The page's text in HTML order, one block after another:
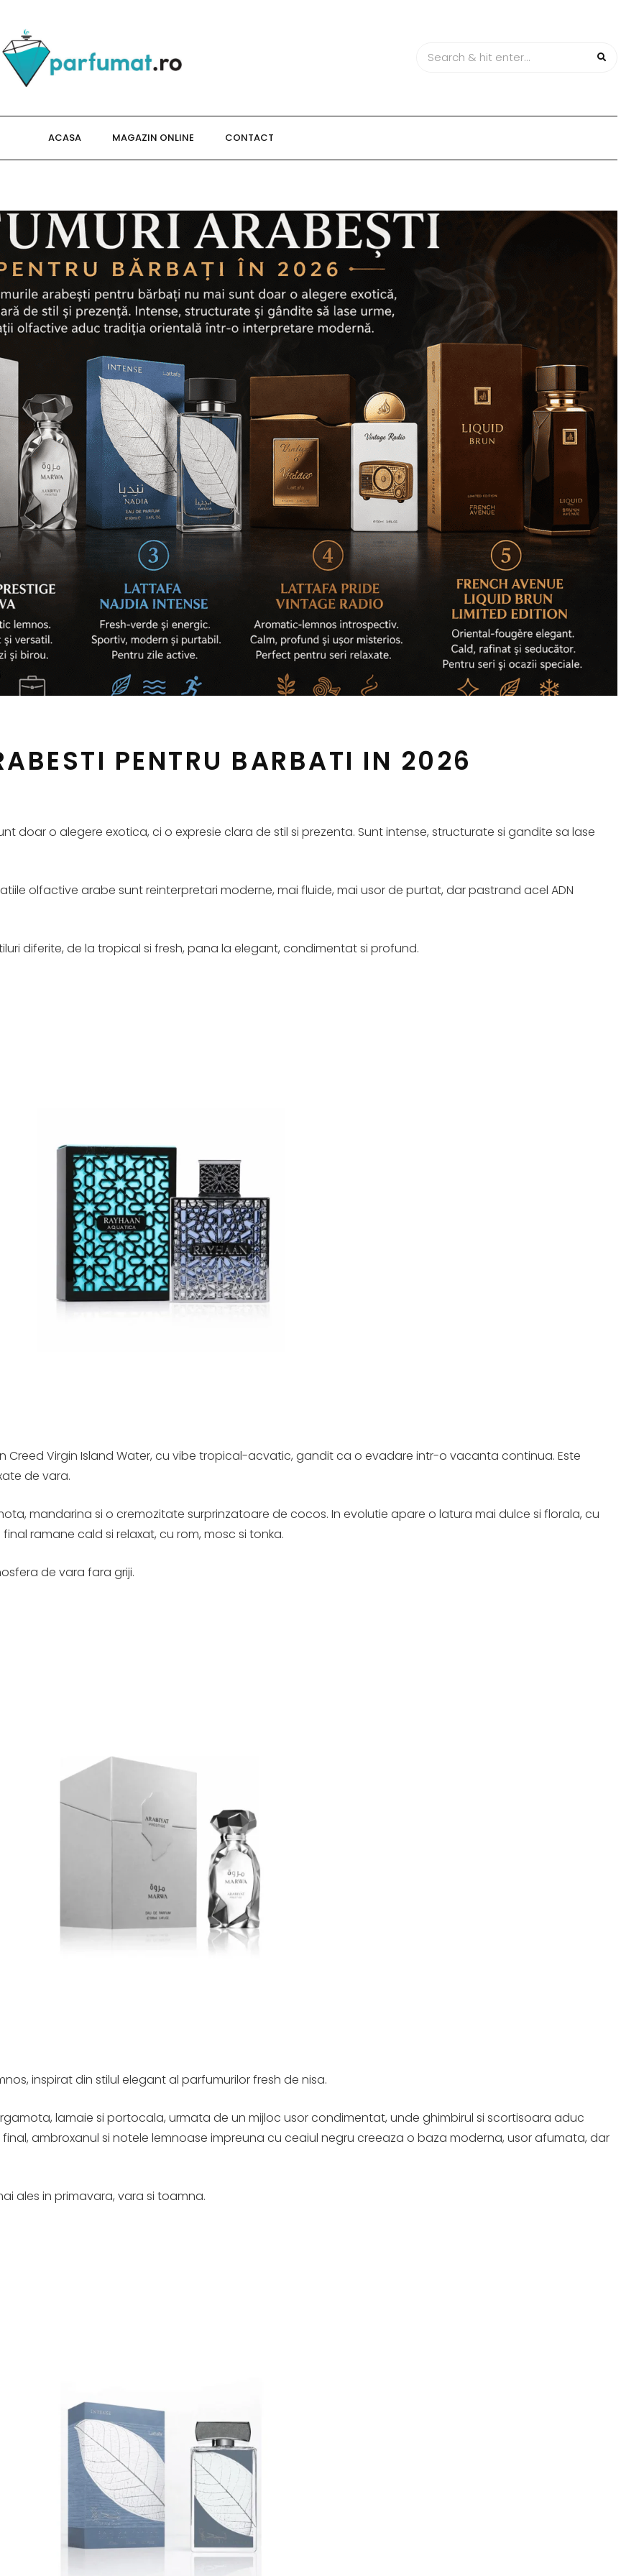
ACASA MAGAZIN ONLINE CONTACT
PENTRU BARBATI IN 2026
doar o alegere exotica, ci o expresie clara de stil si prezenta. Sunt intense, structurate si gandite sa lase
olfactive arabe sunt reinterpretari moderne, mai fluide, mai usor de purtat, dar pastrand acel ADN
diferite, de la tropical si fresh, pana la elegant, condimentat si profund.
Creed Virgin Island Water, cu vibe tropical-acvatic, gandit ca o evadare intr-o vacanta continua. Este
de vara.
mandarina si o cremozitate surprinzatoare de cocos. In evolutie apare o latura mai dulce si florala, cu
ramane cald si relaxat, cu rom, mosc si tonka.
de vara fara griji.
inspirat din stilul elegant al parfumurilor fresh de nisa.
lamaie si portocala, urmata de un mijloc usor condimentat, unde ghimbirul si scortisoara aduc
ambroxanul si notele lemnoase impreuna cu ceaiul negru creeaza o baza moderna, usor afumata, dar
ales in primavara, vara si toamna.